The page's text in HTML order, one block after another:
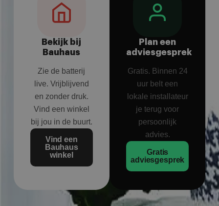
Bekijk bij
Bauhaus
Zie de batterij
live. Vrijblijvend
en zonder druk.
Vind een winkel
bij jou in de buurt.
Vind een
Bauhaus
winkel
Plan een
adviesgesprek
Gratis. Binnen 24
uur belt een
lokale installateur
je terug voor
persoonlijk
advies.
Gratis
adviesgesprek